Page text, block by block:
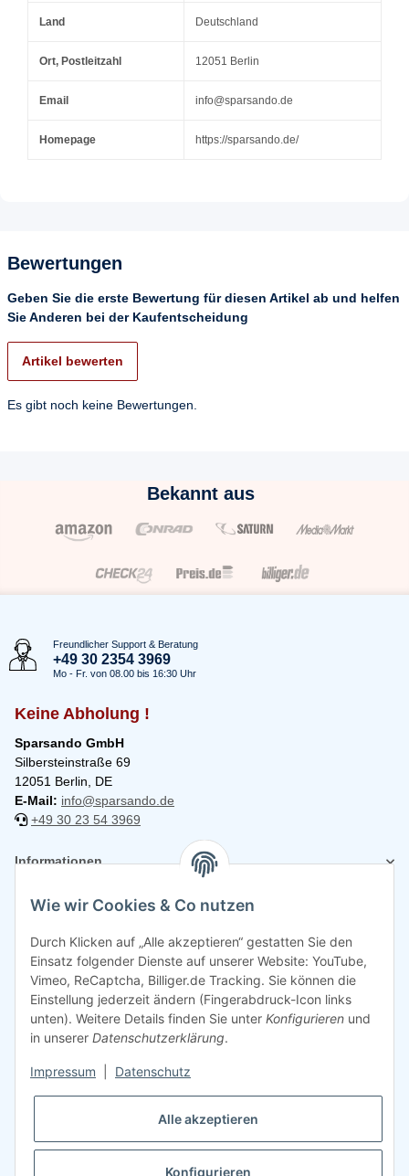
Land Deutschland
Ort, Postleitzahl 12051 Berlin
Email info@sparsando.de
Homepage https://sparsando.de/
Bewertungen
Geben Sie die erste Bewertung für diesen Artikel ab und helfen
Sie Anderen bei der Kaufentscheidung
Artikel bewerten
Es gibt noch keine Bewertungen.
Bekannt aus
Freundlicher Support & Beratung
+49 30 2354 3969
Mo - Fr. von 08.00 bis 16:30 Uhr
Keine Abholung !
Sparsando GmbH
Silbersteinstraße 69
12051 Berlin, DE
E-Mail: info@sparsando.de
+49 30 23 54 3969
Informationen
Rechtliches
Wie wir Cookies & Co nutzen
Durch Klicken auf „Alle akzeptieren“ gestatten Sie den
Einsatz folgender Dienste auf unserer Website: YouTube,
Vimeo, ReCaptcha, Billiger.de Tracking. Sie können die
Einstellung jederzeit ändern (Fingerabdruck-Icon links
unten). Weitere Details finden Sie unter Konfigurieren und
in unserer Datenschutzerklärung.
Impressum Datenschutz
Alle akzeptieren
Konfigurieren